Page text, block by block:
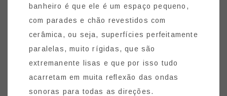
banheiro é que ele é um espaço pequeno,
com parades e chão revestidos com
cerâmica, ou seja, superfícies perfeitamente
paralelas, muito rígidas, que são
extremanente lisas e que por isso tudo
acarretam em muita reflexão das ondas
sonoras para todas as direções.